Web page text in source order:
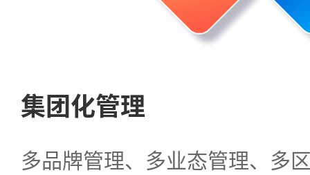
集团化管理
多品牌管理、多业态管理、多